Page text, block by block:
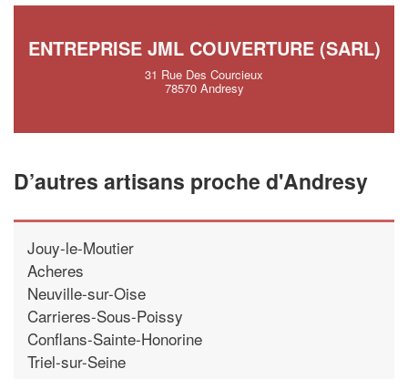
ENTREPRISE JML COUVERTURE (SARL)
31 Rue Des Courcieux
78570 Andresy
D’autres artisans proche d'Andresy
Jouy-le-Moutier
Acheres
Neuville-sur-Oise
Carrieres-Sous-Poissy
Conflans-Sainte-Honorine
Triel-sur-Seine